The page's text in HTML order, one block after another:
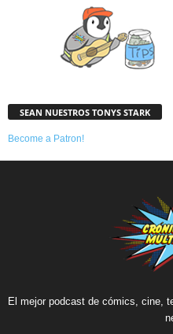
SEAN NUESTROS TONYS STARK
Become a Patron!
El mejor podcast de cómics, cine,